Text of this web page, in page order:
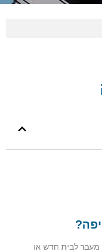
לבית חדש או